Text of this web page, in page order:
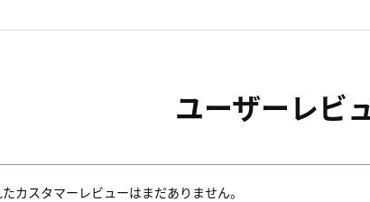
ユーザーレビ
カスタマーレビューはまだありません。